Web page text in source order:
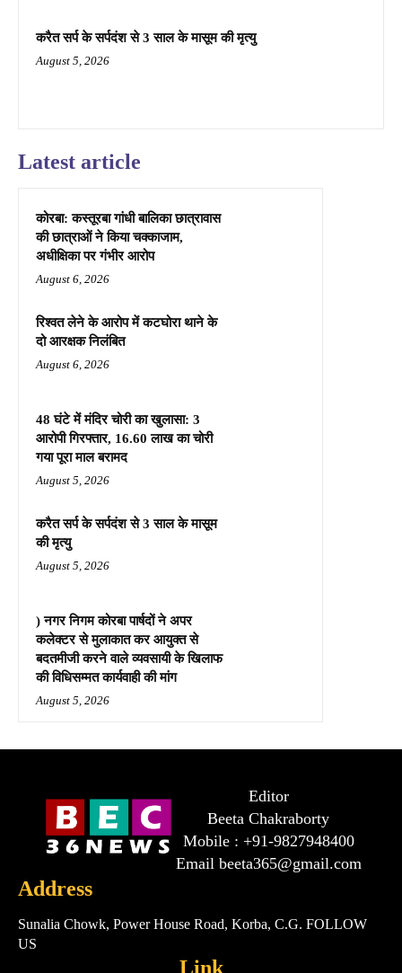
करैत सर्प के सर्पदंश से 3 साल के मासूम की मृत्यु
August 5, 2026
Latest article
कोरबा: कस्तूरबा गांधी बालिका छात्रावास
की छात्राओं ने किया चक्काजाम,
अधीक्षिका पर गंभीर आरोप
August 6, 2026
रिश्वत लेने के आरोप में कटघोरा थाने के
दो आरक्षक निलंबित
August 6, 2026
48 घंटे में मंदिर चोरी का खुलासा: 3
आरोपी गिरफ्तार, 16.60 लाख का चोरी
गया पूरा माल बरामद
August 5, 2026
करैत सर्प के सर्पदंश से 3 साल के मासूम
की मृत्यु
August 5, 2026
) नगर निगम कोरबा पार्षदों ने अपर
कलेक्टर से मुलाकात कर आयुक्त से
बदतमीजी करने वाले व्यवसायी के खिलाफ
की विधिसम्मत कार्यवाही की मांग
August 5, 2026
Editor
Beeta Chakraborty
Mobile : +91-9827948400
Email beeta365@gmail.com
Address
Sunalia Chowk, Power House Road, Korba, C.G. FOLLOW
US
Link